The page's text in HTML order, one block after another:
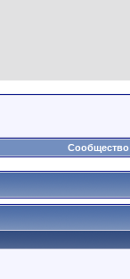
Сообщество